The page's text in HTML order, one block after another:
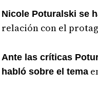
Nicole Poturalski se
relación con el
Ante las críticas
habló sobre el tema